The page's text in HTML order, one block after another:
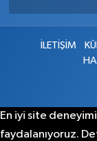
İLETİŞİM
En iyi site
faydalanıyoruz.